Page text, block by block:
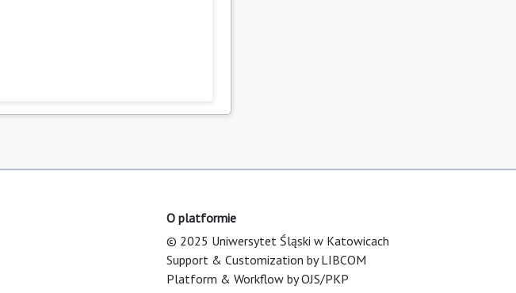
O platformie
© 2025 Uniwersytet Śląski w Katowicach
Support & Customization by LIBCOM
Platform & Workflow by OJS/PKP